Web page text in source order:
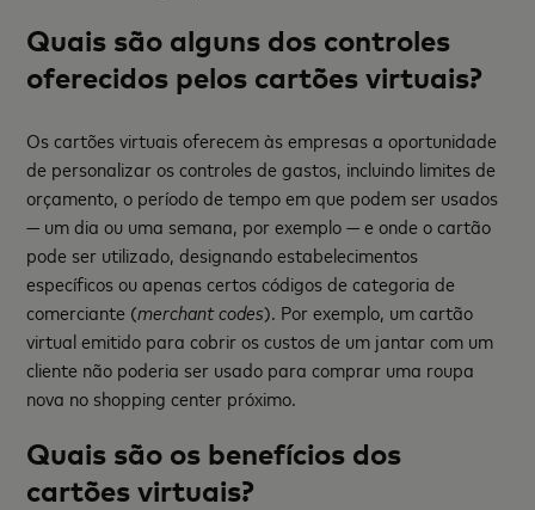
Quais são alguns dos controles
oferecidos pelos cartões virtuais?
Os cartões virtuais oferecem às empresas a oportunidade
de personalizar os controles de gastos, incluindo limites de
orçamento, o período de tempo em que podem ser usados
— um dia ou uma semana, por exemplo — e onde o cartão
pode ser utilizado, designando estabelecimentos
específicos ou apenas certos códigos de categoria de
comerciante (merchant codes). Por exemplo, um cartão
virtual emitido para cobrir os custos de um jantar com um
cliente não poderia ser usado para comprar uma roupa
nova no shopping center próximo.
Quais são os benefícios dos
cartões virtuais?